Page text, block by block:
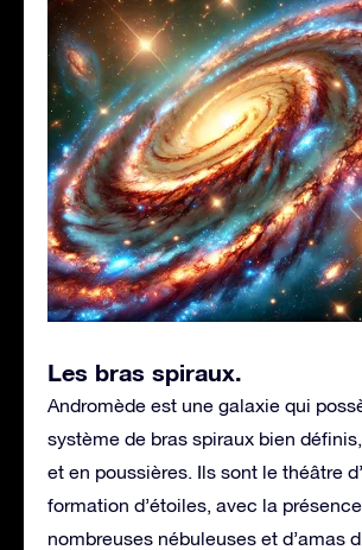
Les bras spiraux.
Andromède est une galaxie qui
système de bras spiraux bien
et en poussières. Ils sont le théâtre
formation d’étoiles, avec la
nombreuses nébuleuses et d’amas